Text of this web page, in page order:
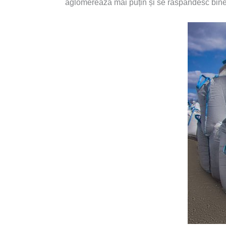
aglomerează mai puțin și se răspândesc